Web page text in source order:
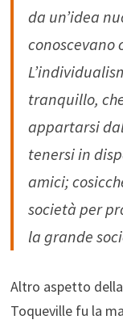
da un’idea
conoscevano
tranquillo,
appartarsi
tenersi in
amici;
società per
la grande
Altro aspetto
Toqueville fu la